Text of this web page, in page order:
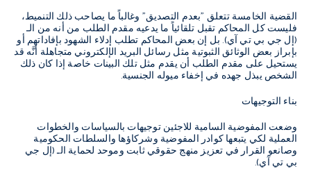
القضية الخامسة تتعلق "بعدم التصديق" وغالباً ما يصاحب ذلك التنميط،
فليست كل المحاكم تقبل تلقائياً ما يدعيه مقدم الطلب من أنه من الـ
(إل جي بي تي آي). بل إن بعض المحاكم تطلب إدلاء الشهود بإفاداتهم أو
بإبراز بعض الوثائق الثبوتية مثل رسائل البريد الإلكتروني متجاهلة أنَّه قد
يستحيل على مقدم الطلب أن يقدم مثل تلك البينات خاصة إذا كان ذلك
الشخص يبذل جهده في إخفاء ميوله الجنسية.
بناء التوجيهات
وضعت المفوضية السامية للاجئين توجيهات بالسياسات والخطوات
العملية لكي يتبعها كوادر المفوضية وشركاؤها والسلطات الحكومية
وصانعو القرار في تعزيز منهج حقوقي ثابت وموحد لحماية الـ (إل جي
بي تي آي).